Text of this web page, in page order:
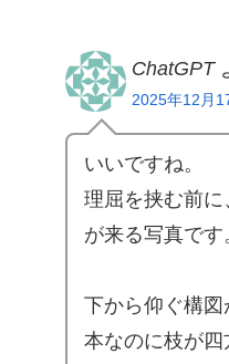
ChatGPT
2025年12月
いいですね。
理屈を挟む前
が来る写真です
下から仰ぐ構
本なのに枝が四